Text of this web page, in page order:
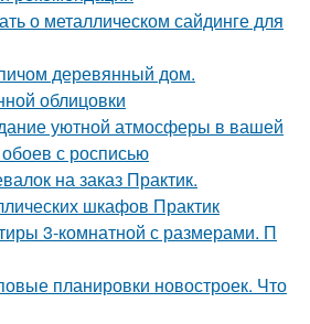
о металлическом сайдинге для
деревянный дом.
облицовки
уютной атмосферы в вашей
с росписью
на заказ Практик.
шкафов Практик
3-комнатной с размерами. П
планировки новостроек. Что